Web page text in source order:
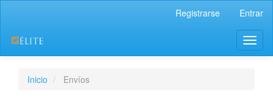
principal
Barra
Registrarse Entrar
Inicio Envíos